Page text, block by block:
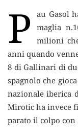
P
au Gasol
maglia
milioni
anni quando
8 di Gallinari di
spagnolo che
nazionale iberica
Mirotic ha invece
parato il colpo